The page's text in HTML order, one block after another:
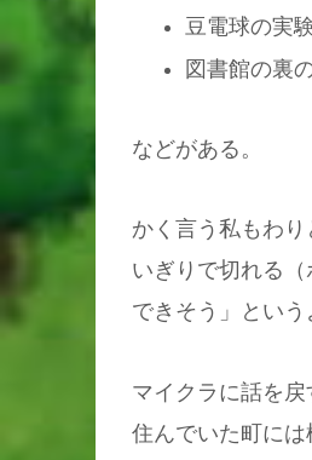
豆電球の実
図書館の裏
などがある。
かく言う私もわ
いぎりで切れる
できそう」とい
マイクラに話を
住んでいた町に